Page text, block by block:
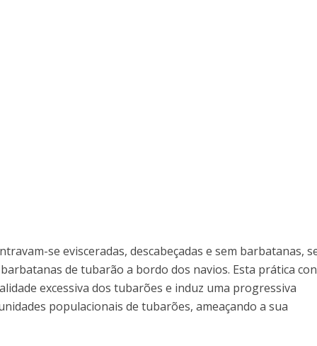
se evisceradas, descabeçadas e sem barbatanas,
de tubarão a bordo dos navios. Esta prática
excessiva dos tubarões e induz uma progressiva
populacionais de tubarões, ameaçando a sua